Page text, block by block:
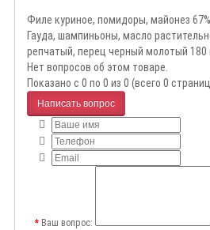
Филе куриное, помидоры, майонез
Гауда, шампиньоны, масло
репчатый, перец черный молотый 180
Нет вопросов об этом товаре.
Показано с 0 по 0 из 0 (всего 0
Написать вопрос
Ваш вопрос: